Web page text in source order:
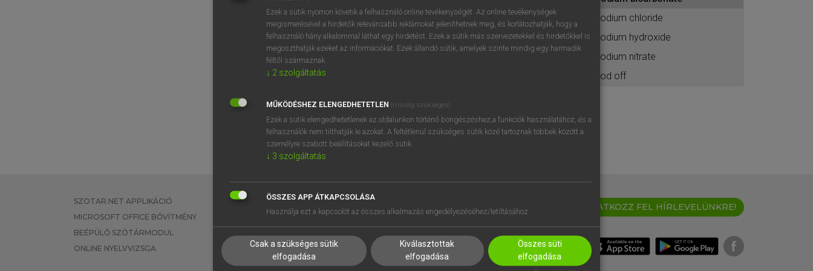
BELÉPÉS
próbaverziójának elindításához
regisztrálok ésbelépek.
REGISZTRÁCIÓ
sodium chloride
sodium hydroxide
sodium nitrate
sod off
SZOTAR.NET APPLIKÁCIÓ
MICROSOFT OFFICE BŐVÍTMÉNY
BEÉPÜLŐ SZÓTÁRMODUL
ONLINE NYELVVIZSGA
EGYÉNI FELHASZNÁLÓKNAK
TANULÓKNAK
VÁLLALATI MEGOLDÁSOK
SÚGÓ
RÓLUNK
SÜTI BEÁLLÍTÁSOK
IRATKOZZ FEL HÍRLEVELÜNKRE!
Ezek a sütik nyomon követik a felhasználó online tevékenységét. Az online tevékenységek
megismerésével a hirdetők relevánsabb reklámokat jeleníthetnek meg, és korlátozhatják, hogy a
felhasználó hány alkalommal láthat egy hirdetést. Ezek a sütik más szervezetekkel és hirdetőkkel is
megoszthatják ezeket az információkat. Ezek állandó sütik, amelyek szinte mindig egy harmadik
féltől származnak.
↓ 2 szolgáltatás
MŰKÖDÉSHEZ ELENGEDHETETLEN (mindig szükséges)
Ezek a sütik elengedhetetlenek az oldalunkon történő böngészéshez,a funkciók használatához, és a
felhasználók nem tilthatják le azokat. A feltétlenül szükséges sütik közé tartoznak többek között a
személyre szabott beállításokat kezelő sütik.
↓ 3 szolgáltatás
ÖSSZES APP ÁTKAPCSOLÁSA
Használja ezt a kapcsolót az összes alkalmazás engedélyezéséhez/letiltásához.
Csak a szükséges sütik
elfogadása
Kiválasztottak
elfogadása
Összes süti
elfogadása